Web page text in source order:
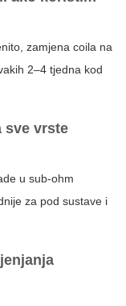
zamjena coila na
2–4 tjedna kod
sve vrste
u sub-ohm
za pod sustave i